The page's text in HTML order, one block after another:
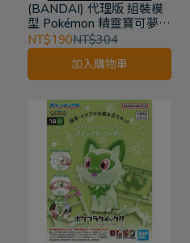
(BANDAI) 代理版 組裝模
型 Pokémon 精靈寶可夢
PLAMO收藏集收藏集 精選
系列 雷公 10
NT$190NT$304
加入購物車